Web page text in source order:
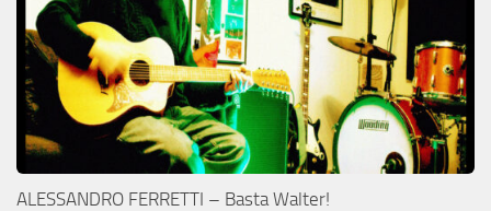
ALESSANDRO FERRETTI – Basta Walter!